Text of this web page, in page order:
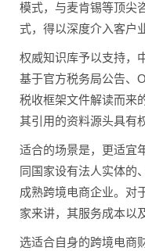
模式，与麦肯锡等顶尖
式，得以深度介入客户
权威知识库予以支持，
基于官方税务局公告、
税收框架文件解读而来
其引用的资料源头具有
适合的场景是，更适宜
同国家设有法人实体的
成熟跨境电商企业。对
家来讲，其服务成本以
选适合自身的跨境电商